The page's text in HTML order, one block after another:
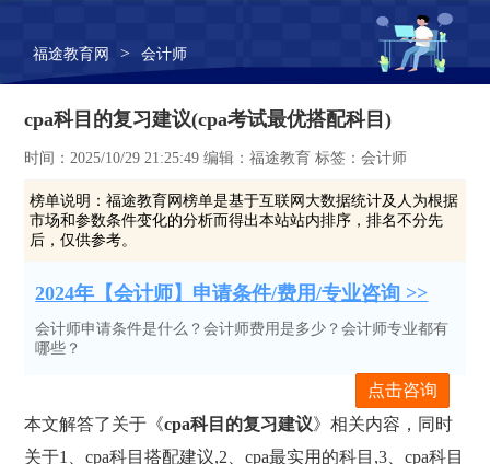
福途教育网 > 会计师
cpa科目的复习建议(cpa考试最优搭配科目)
时间：2025/10/29 21:25:49 编辑：福途教育 标签：会计师
榜单说明：福途教育网榜单是基于互联网大数据统计及人为根据
市场和参数条件变化的分析而得出本站站内排序，排名不分先
后，仅供参考。
2024年【会计师】申请条件/费用/专业咨询 >>
会计师申请条件是什么？会计师费用是多少？会计师专业都有
哪些？
点击咨询
本文解答了关于《cpa科目的复习建议》相关内容，同时
关于1、cpa科目搭配建议,2、cpa最实用的科目,3、cpa科目